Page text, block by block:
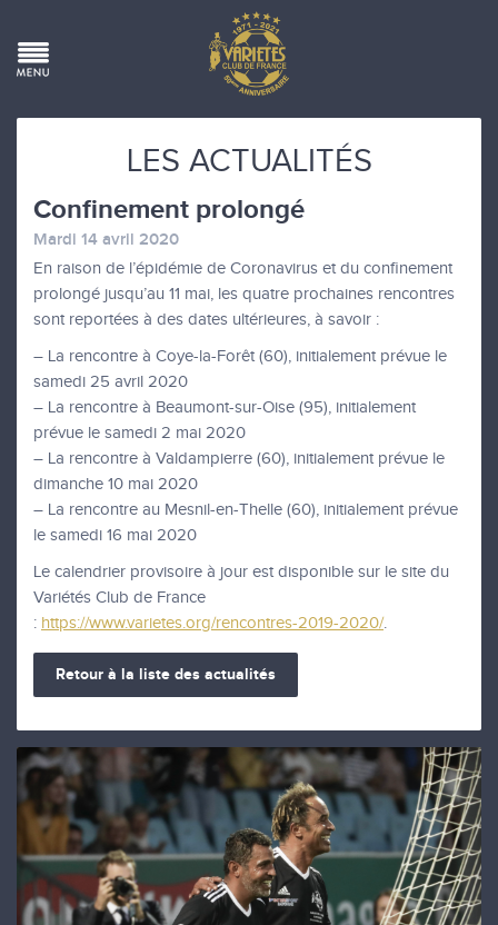
LES ACTUALITÉS
Confinement prolongé
Mardi 14 avril 2020
En raison de l’épidémie de Coronavirus et du confinement
prolongé jusqu’au 11 mai, les quatre prochaines rencontres
sont reportées à des dates ultérieures, à savoir :
– La rencontre à Coye-la-Forêt (60), initialement prévue le
samedi 25 avril 2020
– La rencontre à Beaumont-sur-Oise (95), initialement
prévue le samedi 2 mai 2020
– La rencontre à Valdampierre (60), initialement prévue le
dimanche 10 mai 2020
– La rencontre au Mesnil-en-Thelle (60), initialement prévue
le samedi 16 mai 2020
Le calendrier provisoire à jour est disponible sur le site du
Variétés Club de France
: https://www.varietes.org/rencontres-2019-2020/.
Retour à la liste des actualités